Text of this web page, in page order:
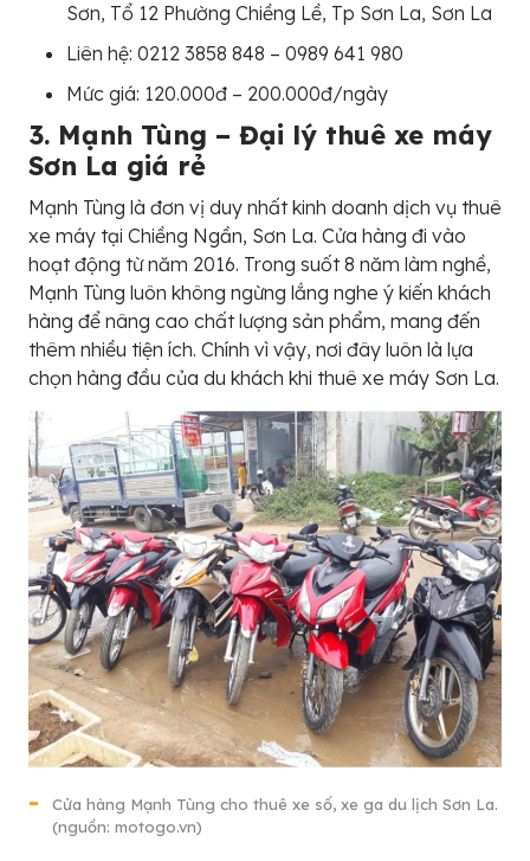
Sơn, Tổ 12 Phường Chiềng Lề, Tp Sơn La, Sơn La
Liên hệ: 0212 3858 848 – 0989 641 980
Mức giá: 120.000đ – 200.000đ/ngày
3. Mạnh Tùng – Đại lý thuê xe máy
Sơn La giá rẻ
Mạnh Tùng là đơn vị duy nhất kinh doanh dịch vụ thuê
xe máy tại Chiềng Ngần, Sơn La. Cửa hàng đi vào
hoạt động từ năm 2016. Trong suốt 8 năm làm nghề,
Mạnh Tùng luôn không ngừng lắng nghe ý kiến khách
hàng để nâng cao chất lượng sản phẩm, mang đến
thêm nhiều tiện ích. Chính vì vậy, nơi đây luôn là lựa
chọn hàng đầu của du khách khi thuê xe máy Sơn La.
Cửa hàng Mạnh Tùng cho thuê xe số, xe ga du lịch Sơn La.
(nguồn: motogo.vn)